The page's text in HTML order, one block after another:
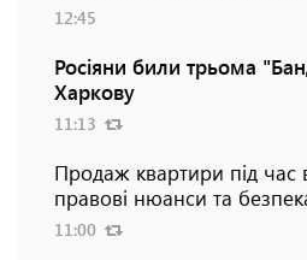
12:45
Росіяни били трьома
Харкову
11:13
Продаж квартири під час
правові нюанси та
11:00